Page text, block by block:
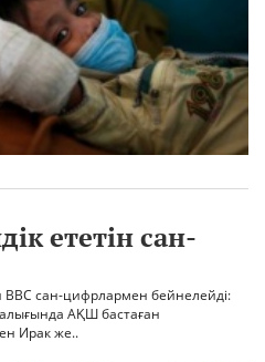
ететін сан-
сан-цифрлармен бейнелейді:
АҚШ бастаған
Ирак же..